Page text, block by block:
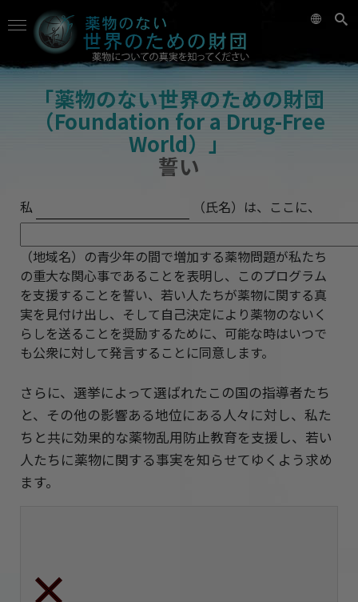
「薬物のない世界のための財団
（Foundation for a Drug-Free
World）」
誓い
私 （氏名）は、ここに、
（地域名）の青少年の間で増加する薬物問題が私たち
の重大な関心事であることを表明し、このプログラム
を支援することを誓い、若い人たちが薬物に関する真
実を見付け出し、そして自己決定により薬物のないく
らしを送ることを奨励するために、可能な時はいつで
も公衆に対して発言することに同意します。
さらに、選挙によって選ばれたこの国の指導者たち
と、その他の影響ある地位にある人々に対し、私た
ちと共に効果的な薬物乱用防止教育を支援し、若い
人たちに薬物に関する事実を知らせてゆくよう求め
ます。